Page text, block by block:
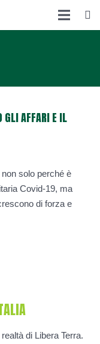
AFFARI E IL
solo perché è
Covid-19, ma
di forza e
di Libera Terra.